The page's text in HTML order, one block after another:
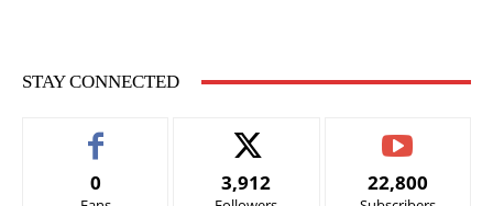
STAY CONNECTED
0 3,912 22,800